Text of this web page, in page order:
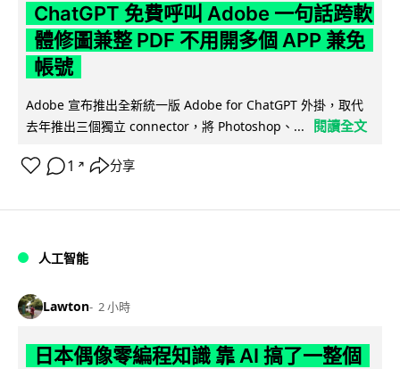
ChatGPT 免費呼叫 Adobe 一句話跨軟
體修圖兼整 PDF 不用開多個 APP 兼免
帳號
Adobe 宣布推出全新統一版 Adobe for ChatGPT 外掛，取代
去年推出三個獨立 connector，將 Photoshop、...
閱讀全文
1 ↗ 分享
人工智能
Lawton 2 小時
日本偶像零編程知識 靠 AI 搞了一整個